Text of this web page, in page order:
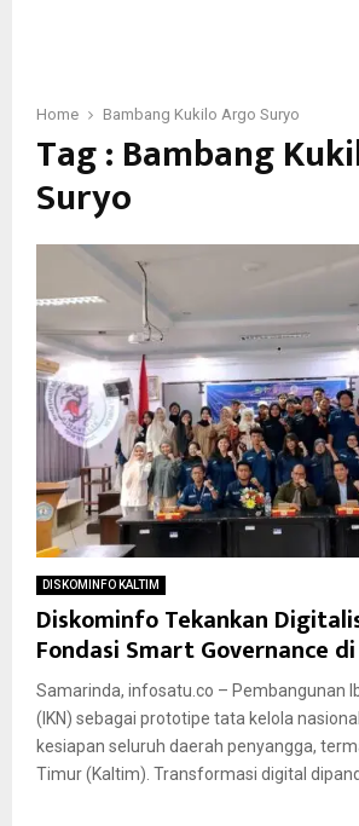
Home Bambang Kukilo Argo Suryo
Tag : Bambang
Suryo
DISKOMINFO KALTIM
Diskominfo Tekankan
Fondasi Smart Governance di
Samarinda, infosatu.co – Pembangunan
(IKN) sebagai prototipe tata kelola
kesiapan seluruh daerah penyangga,
Timur (Kaltim). Transformasi digital